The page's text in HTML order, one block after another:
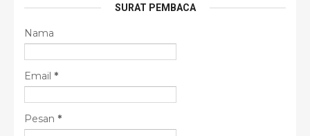
SURAT PEMBACA
Nama
Email *
Pesan *